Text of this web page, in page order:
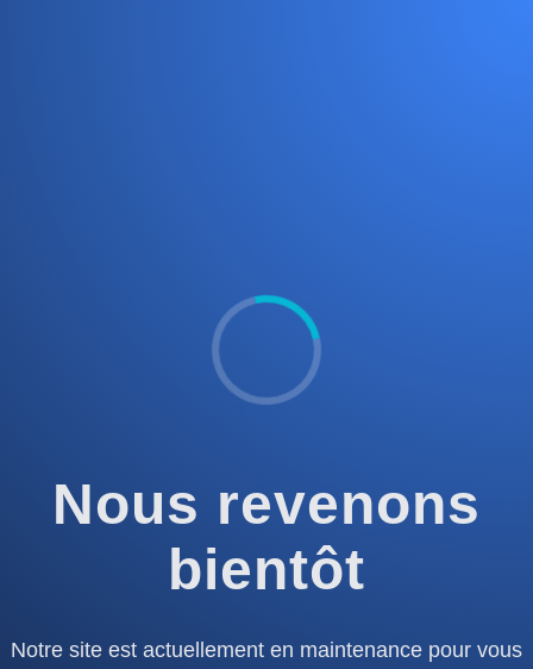
Nous revenons
bientôt
Notre site est actuellement en maintenance pour vous